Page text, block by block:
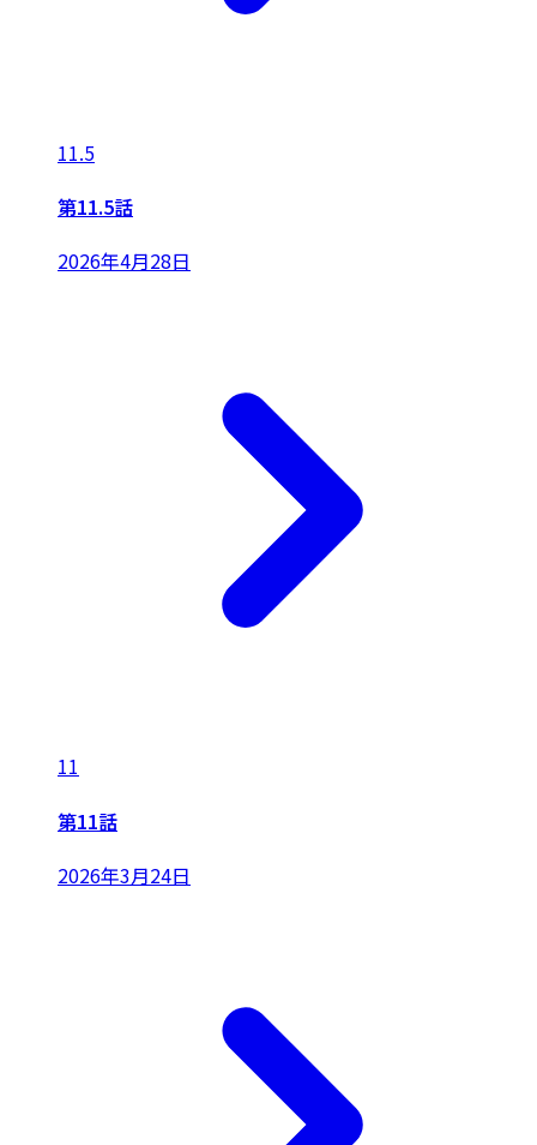
11.5
第11.5話
2026年4月28日
11
第11話
2026年3月24日